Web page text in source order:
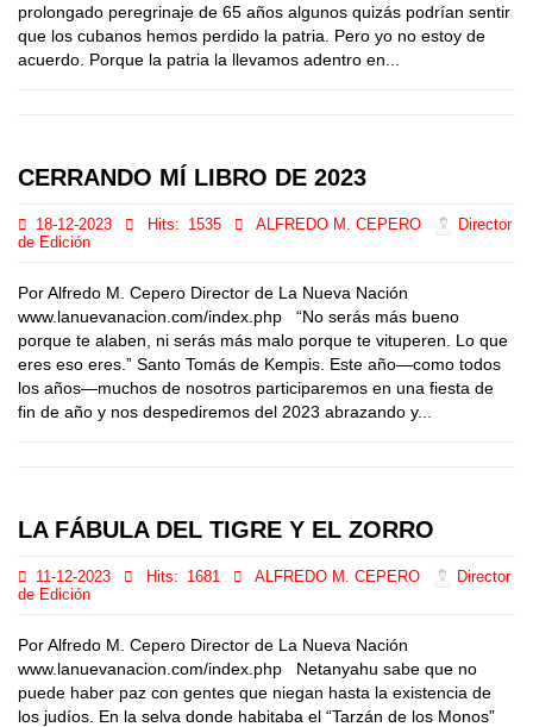
prolongado peregrinaje de 65 años algunos quizás podrían sentir
que los cubanos hemos perdido la patria. Pero yo no estoy de
acuerdo. Porque la patria la llevamos adentro en...
CERRANDO MÍ LIBRO DE 2023
18-12-2023 Hits: 1535 ALFREDO M. CEPERO
Director
de Edición
Por Alfredo M. Cepero Director de La Nueva Nación
www.lanuevanacion.com/index.php “No serás más bueno
porque te alaben, ni serás más malo porque te vituperen. Lo que
eres eso eres.” Santo Tomás de Kempis. Este año—como todos
los años—muchos de nosotros participaremos en una fiesta de
fin de año y nos despediremos del 2023 abrazando y...
LA FÁBULA DEL TIGRE Y EL ZORRO
11-12-2023 Hits: 1681 ALFREDO M. CEPERO
Director
de Edición
Por Alfredo M. Cepero Director de La Nueva Nación
www.lanuevanacion.com/index.php Netanyahu sabe que no
puede haber paz con gentes que niegan hasta la existencia de
los judíos. En la selva donde habitaba el “Tarzán de los Monos”